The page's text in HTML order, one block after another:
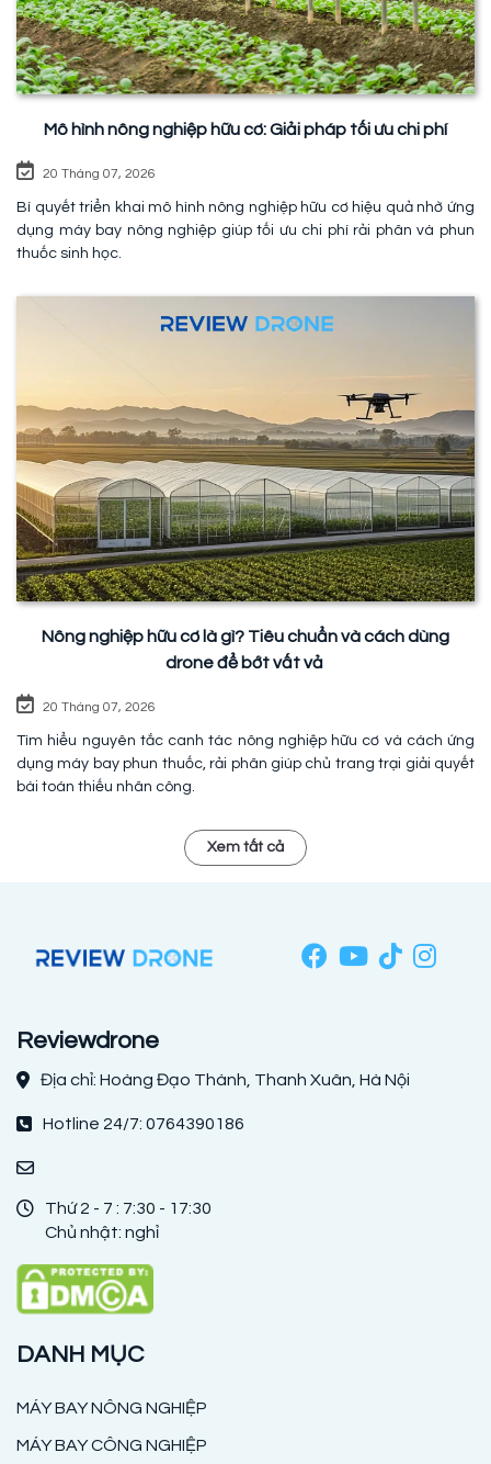
Mô hình nông nghiệp hữu cơ: Giải pháp tối ưu chi phí
20 Tháng 07, 2026
Bí quyết triển khai mô hình nông nghiệp hữu cơ hiệu quả nhờ ứng
dụng máy bay nông nghiệp giúp tối ưu chi phí rải phân và phun
thuốc sinh học.
Nông nghiệp hữu cơ là gì? Tiêu chuẩn và cách dùng
drone để bớt vất vả
20 Tháng 07, 2026
Tìm hiểu nguyên tắc canh tác nông nghiệp hữu cơ và cách ứng
dụng máy bay phun thuốc, rải phân giúp chủ trang trại giải quyết
bài toán thiếu nhân công.
Xem tất cả
Reviewdrone
Địa chỉ: Hoàng Đạo Thành, Thanh Xuân, Hà Nội
Hotline 24/7: 0764390186
Thứ 2 - 7 : 7:30 - 17:30
Chủ nhật: nghỉ
DANH MỤC
MÁY BAY NÔNG NGHIỆP
MÁY BAY CÔNG NGHIỆP